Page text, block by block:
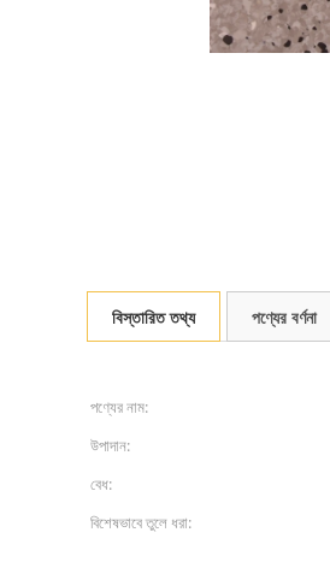
বিস্তারিত তথ্য পণ্যের বর্ণনা
পণ্যের নাম:
উপাদান:
বেধ:
বিশেষভাবে তুলে ধরা: